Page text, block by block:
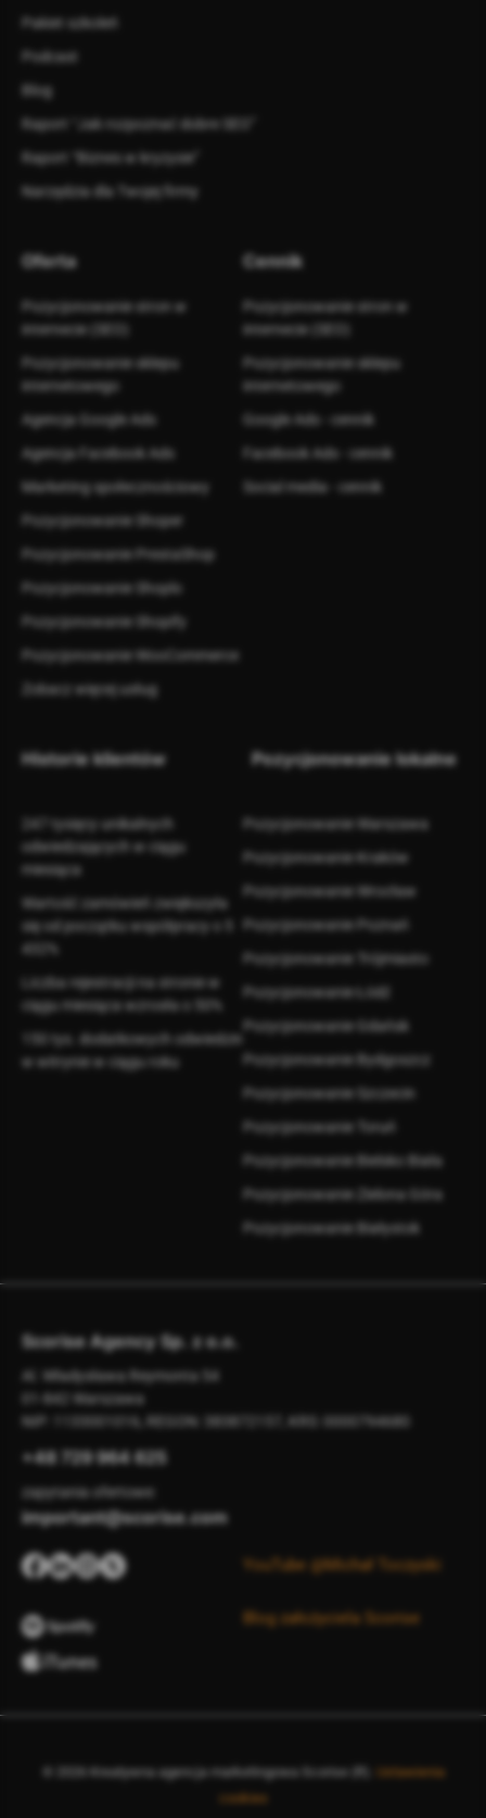
Pakiet szkoleń
Podcast
Blog
Raport “Jak rozpoznać dobre SEO”
Raport “Biznes w kryzysie”
Narzędzia dla Twojej firmy
Oferta
Pozycjonowanie stron w
internecie (SEO)
Pozycjonowanie sklepu
internetowego
Agencja Google Ads
Agencja Facebook Ads
Marketing społecznościowy
Pozycjonowanie Shoper
Pozycjonowanie PrestaShop
Pozycjonowanie Shoplo
Pozycjonowanie Shopify
Pozycjonowanie WooCommerce
Zobacz więcej usług
Cennik
Pozycjonowanie stron w
internecie (SEO)
Pozycjonowanie sklepu
internetowego
Google Ads - cennik
Facebook Ads - cennik
Social media - cennik
Historie klientów
247 tysięcy unikalnych
odwiedzających w ciągu
miesiąca
Wartość zamówień zwiększyła
się od początku współpracy o 5
Liczba rejestracji na stronie w
ciągu miesiąca wzrosła o 50%
150 tys. dodatkowych odwiedzin
w witrynie w ciągu roku
Pozycjonowanie lokalne
Pozycjonowanie Warszawa
Pozycjonowanie Kraków
Pozycjonowanie Wrocław
Pozycjonowanie Poznań
Pozycjonowanie Trójmiasto
Pozycjonowanie Łódź
Pozycjonowanie Gdańsk
Pozycjonowanie Bydgoszcz
Pozycjonowanie Szczecin
Pozycjonowanie Toruń
Pozycjonowanie Bielsko Biała
Pozycjonowanie Zielona Góra
Pozycjonowanie Białystok
Scorise Agency Sp. z o.o.
Al. Władysława Reymonta 54
01-842
Warszawa
NIP: 1133001016, REGON: 383872157, KRS: 0000794680
+48 729 964 625
zapytania ofertowe:
important@scorise.com
YouTube @Michał Toczyski
Blog założyciela Scorise
© 2026 Kreatywna agencja marketingowa Scorise (R).
Ustawienia
cookies